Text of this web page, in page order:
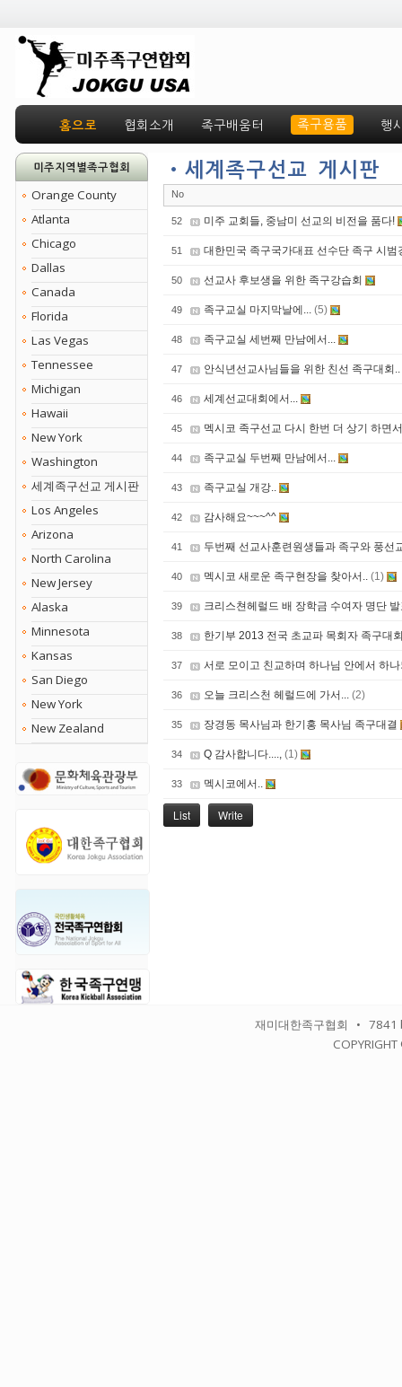
홈으로 협회소개 족구배움터 족구용품 행
미주지역별족구협회
Orange County
Atlanta
Chicago
Dallas
Canada
Florida
Las Vegas
Tennessee
Michigan
Hawaii
New York
Washington
세계족구선교 게시판
Los Angeles
Arizona
North Carolina
New Jersey
Alaska
Minnesota
Kansas
San Diego
New York
New Zealand
•세계족구선교 게시판
No
52 미주 교회들, 중남미 선교의 비전을 품다!
51 대한민국 족구국가대표 선수단 족구 시범
50 선교사 후보생을 위한 족구강습회
49 족구교실 마지막날에... (5)
48 족구교실 세번째 만남에서...
47 안식년선교사님들을 위한 친선 족구대회..
46 세계선교대회에서...
45 멕시코 족구선교 다시 한번 더 상기 하면
44 족구교실 두번째 만남에서...
43 족구교실 개강..
42 감사해요~~~^^
41 두번째 선교사훈련원생들과 족구와 풍선
40 멕시코 새로운 족구현장을 찾아서.. (1)
39 크리스쳔헤럴드 배 장학금 수여자 명단 발
38 한기부 2013 전국 초교파 목회자 족구대
37 서로 모이고 친교하며 하나님 안에서 하
36 오늘 크리스천 헤럴드에 가서... (2)
35 장경동 목사님과 한기홍 목사님 족구대결
34 Q 감사합니다...., (1)
33 멕시코에서..
List Write
재미대한족구협회 •